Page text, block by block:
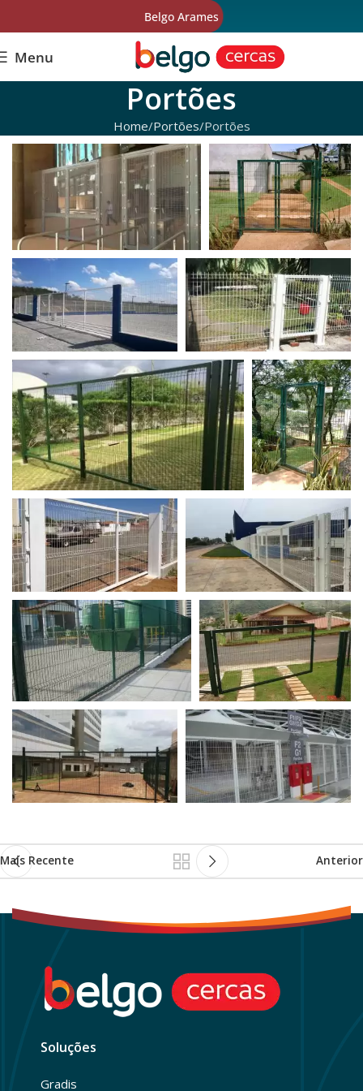
Belgo Arames
Menu
Portões
Home Portões Portões
Mais Recente Anterior
Soluções
Gradis